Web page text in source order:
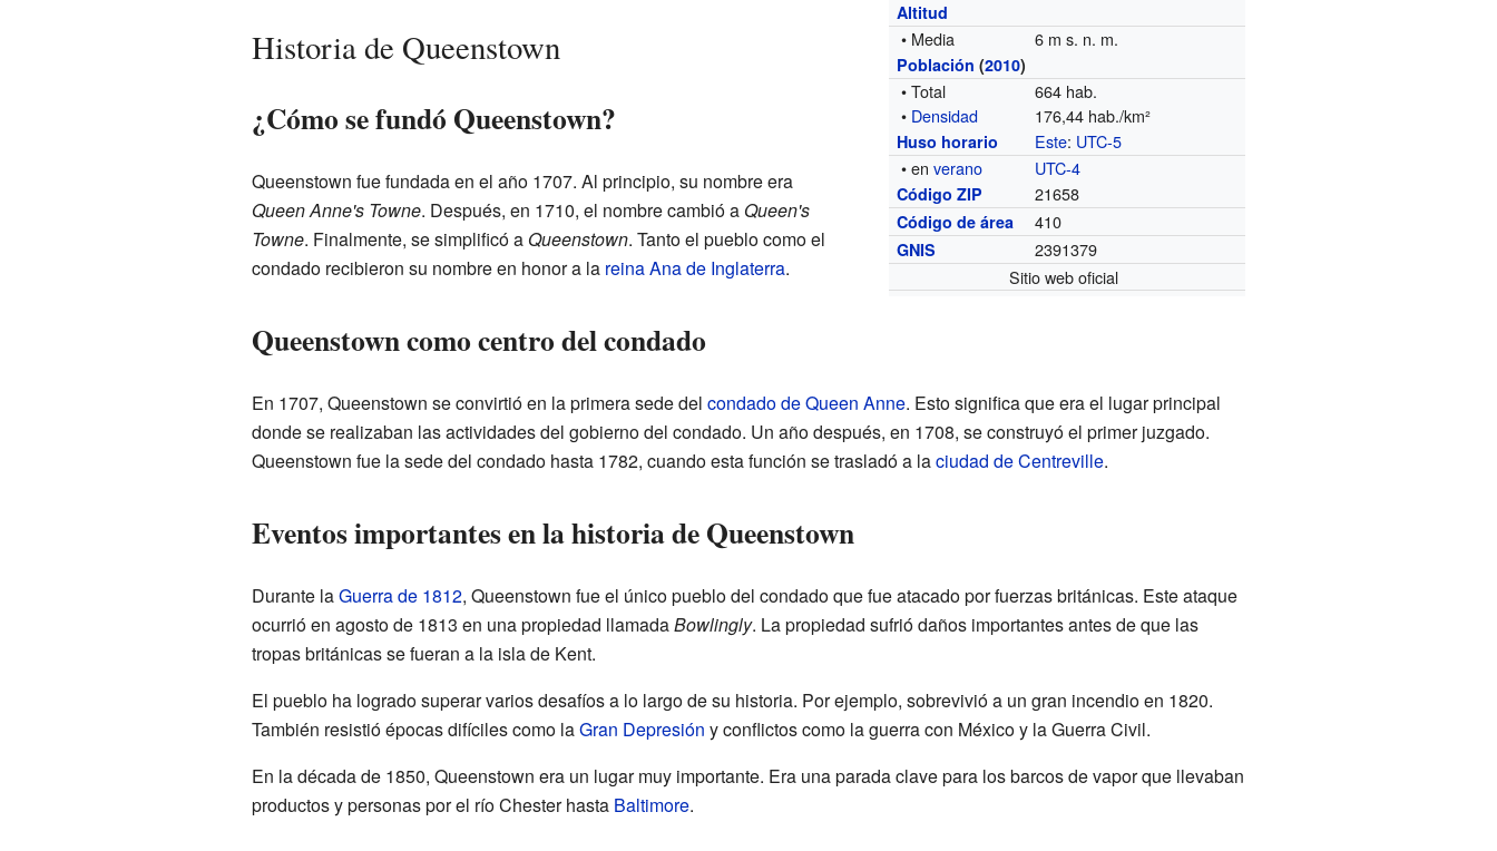
Altitud
• Media 6 m s. n. m.
Población (2010)
• Total
664 hab.
• Densidad 176,44 hab./km²
Huso horario Este: UTC-5
• enverano UTC-4
Código ZIP 21658
Código de área 410
GNIS
2391379
Sitio web oficial
Historia de Queenstown
¿Cómo se fundó Queenstown?
Queenstown fue fundada en el año 1707. Al principio, su nombre era
Queen Anne's Towne. Después, en 1710, el nombre cambió a Queen's
Towne. Finalmente, se simplificó a Queenstown. Tanto el pueblo como el
condado recibieron su nombre en honor a la reina Ana de Inglaterra.
Queenstown como centro del condado
En 1707, Queenstown se convirtió en la primera sede del condado de Queen Anne. Esto significa que era el lugar principal
donde se realizaban las actividades del gobierno del condado. Un año después, en 1708, se construyó el primer juzgado.
Queenstown fue la sede del condado hasta 1782, cuando esta función se trasladó a laciudad de Centreville.
Eventos importantes en la historia de Queenstown
Durante laGuerra de 1812, Queenstown fue el único pueblo del condado que fue atacado por fuerzas británicas. Este ataque
ocurrió en agosto de 1813 en una propiedad llamadaBowlingly. La propiedad sufrió daños importantes antes de que las
tropas británicas se fueran a la isla de Kent.
El pueblo ha logrado superar varios desafíos a lo largo de su historia. Por ejemplo, sobrevivió a un gran incendio en 1820.
También resistió épocas difíciles como laGran Depresión y conflictos como la guerra con México y la Guerra Civil.
En la década de 1850, Queenstown era un lugar muy importante. Era una parada clave para los barcos de vapor que llevaban
productos y personas por el río Chester hasta Baltimore.